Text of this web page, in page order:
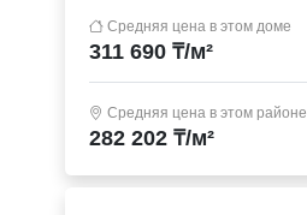
Средняя цена в этом доме
311 690 ₸/м²
Средняя цена в этом районе
282 202 ₸/м²